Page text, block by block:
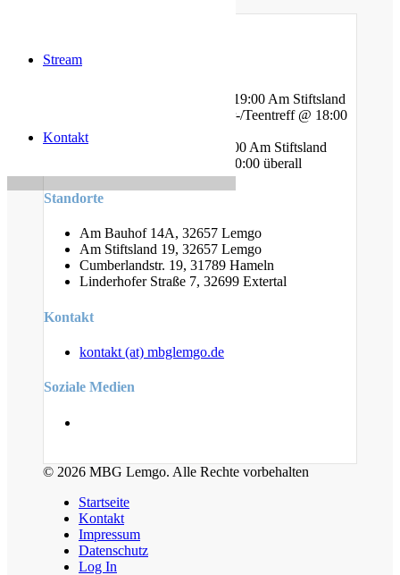
Stream
Kontakt
Gottesdienste
Mittwoch - Bibelstunde @ 19:00 Am Stiftsland
Freitag - Gebet und Kinder-/Teentreff @ 18:00
Am Bauhof
Freitag - Jugendtreff @ 20:00 Am Stiftsland
Sonntag - Gottesdienst @ 10:00 überall
Standorte
Am Bauhof 14A, 32657 Lemgo
Am Stiftsland 19, 32657 Lemgo
Cumberlandstr. 19, 31789 Hameln
Linderhofer Straße 7, 32699 Extertal
Kontakt
kontakt (at) mbglemgo.de
Soziale Medien
© 2026 MBG Lemgo. Alle Rechte vorbehalten
Startseite
Kontakt
Impressum
Datenschutz
Log In